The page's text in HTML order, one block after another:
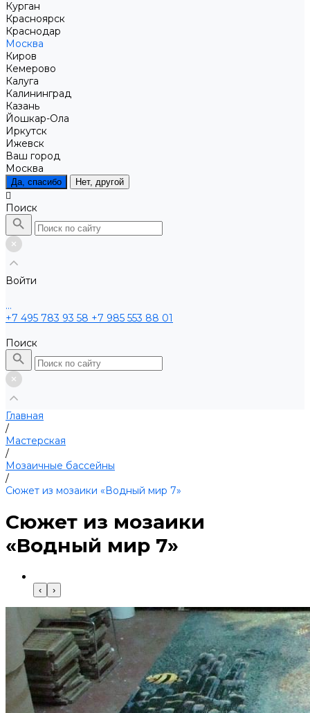
Курган
Красноярск
Краснодар
Москва
Киров
Кемерово
Калуга
Калининград
Казань
Йошкар-Ола
Иркутск
Ижевск
Ваш город
Москва
Да, спасибо Нет, другой
Поиск
Войти
...
+7 495 783 93 58 +7 985 553 88 01
Поиск
Главная
/
Мастерская
/
Мозаичные бассейны
/
Сюжет из мозаики «Водный мир 7»
Сюжет из мозаики
«Водный мир 7»
‹ ›